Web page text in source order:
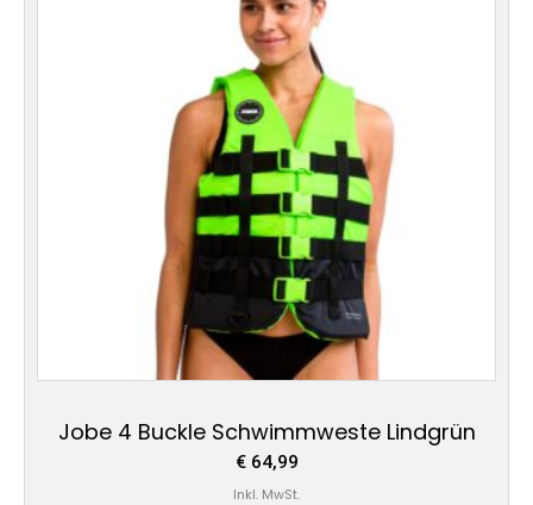
Jobe 4 Buckle Schwimmweste Lindgrün
€64,99
Inkl. MwSt.
mehrere
Varianten
auf.
Die
Optionen
können
auf
der
Produktseite
gewählt
werden